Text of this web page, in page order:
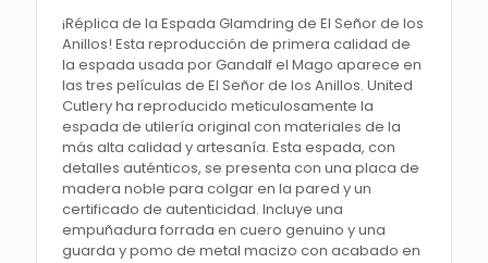
¡Réplica de la Espada Glamdring de El Señor de los
Anillos! Esta reproducción de primera calidad de
la espada usada por Gandalf el Mago aparece en
las tres películas de El Señor de los Anillos. United
Cutlery ha reproducido meticulosamente la
espada de utilería original con materiales de la
más alta calidad y artesanía. Esta espada, con
detalles auténticos, se presenta con una placa de
madera noble para colgar en la pared y un
certificado de autenticidad. Incluye una
empuñadura forrada en cuero genuino y una
guarda y pomo de metal macizo con acabado en